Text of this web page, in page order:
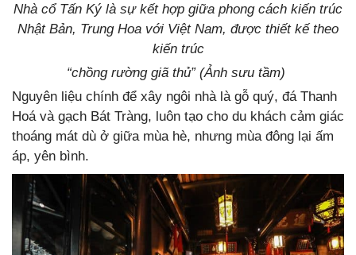
Nhà cổ Tấn Ký là sự kết hợp giữa phong cách kiến trúc
Nhật Bản, Trung Hoa với Việt Nam, được thiết kế theo
kiến trúc
“chồng rường giã thủ” (Ảnh sưu tầm)
Nguyên liệu chính để xây ngôi nhà là gỗ quý, đá Thanh
Hoá và gạch Bát Tràng, luôn tạo cho du khách cảm giác
thoáng mát dù ở giữa mùa hè, nhưng mùa đông lại ấm
áp, yên bình.